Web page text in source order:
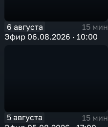
6 августа
15 мин
Эфир 06.08.2026 · 10:00
5 августа
15 мин